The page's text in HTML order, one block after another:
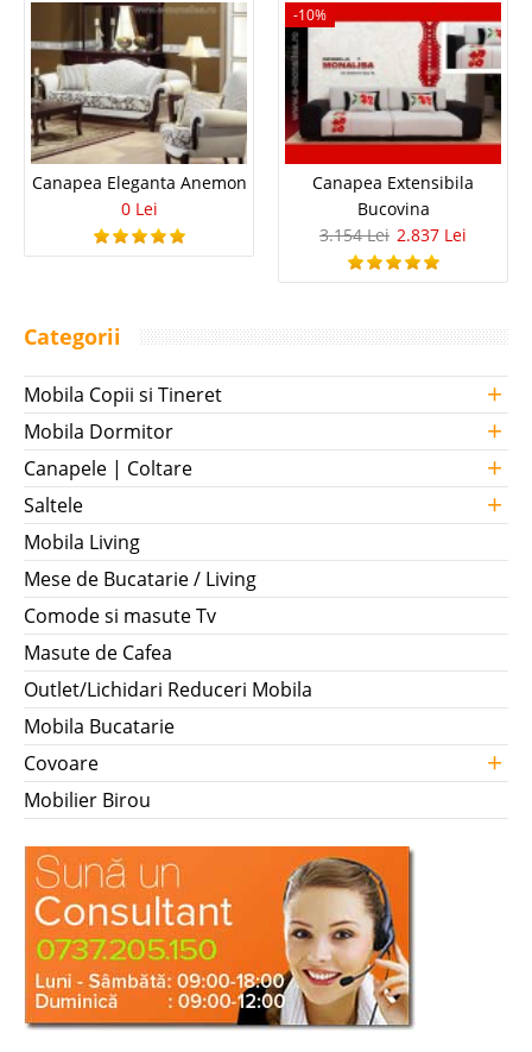
Canapea Eleganta Anemon
0 Lei
-10%
Canapea Extensibila
Bucovina
3.154 Lei 2.837 Lei
Categorii
Mobila Copii si Tineret +
Mobila Dormitor +
Canapele | Coltare +
Saltele +
Mobila Living
Mese de Bucatarie / Living
Comode si masute Tv
Masute de Cafea
Outlet/Lichidari Reduceri Mobila
Mobila Bucatarie
Covoare
+
Mobilier Birou